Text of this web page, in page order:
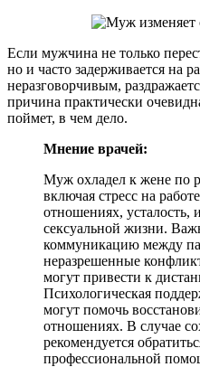
Если мужчина не только
но и часто задерживается на
неразговорчивым,
причина практически
поймет, в чем дело.
Мнение врачей:
Муж охладел к жене по
включая стресс на
отношениях, усталость,
сексуальной жизни.
коммуникацию между
неразрешенные
могут привести к
Психологическая
могут помочь
отношениях. В случае
рекомендуется
профессиональной